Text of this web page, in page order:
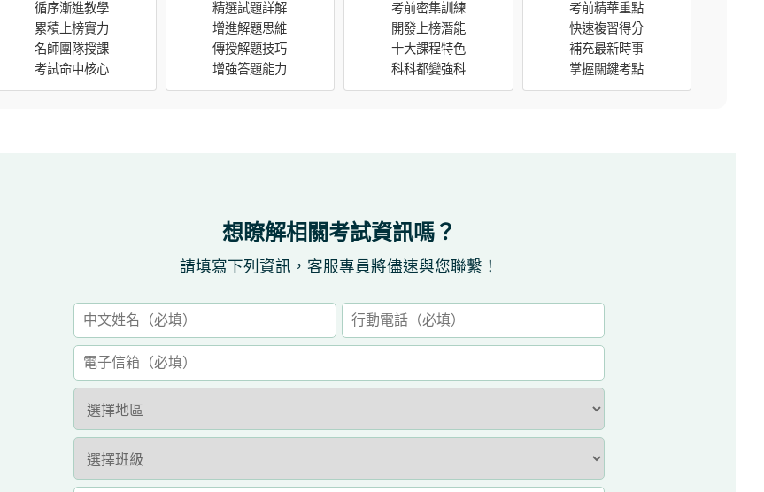
循序漸進教學
累積上榜實力
名師團隊授課
考試命中核心
精選試題詳解
增進解題思維
傳授解題技巧
增強答題能力
考前密集訓練
開發上榜潛能
十大課程特色
科科都變強科
考前精華重點
快速複習得分
補充最新時事
掌握關鍵考點
想瞭解相關考試資訊嗎？
請填寫下列資訊，客服專員將儘速與您聯繫！